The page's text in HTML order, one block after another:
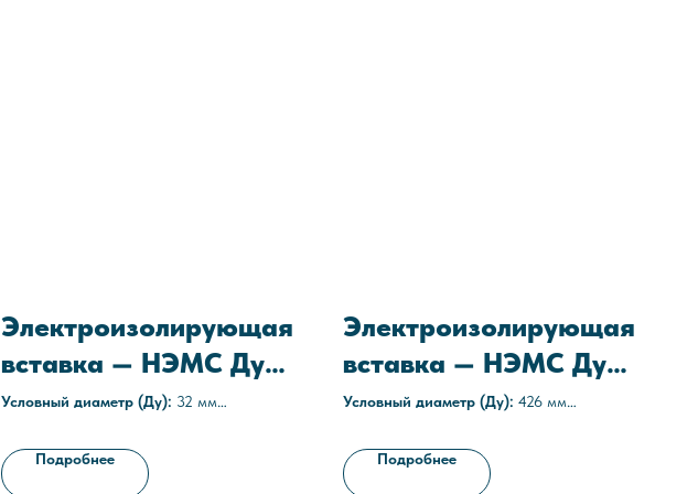
Электроизолирующая
вставка — НЭМС Ду
32
Условный диаметр (Ду): 32 мм
Рабочее давление:
Технические условия:
Подробнее
Электроизолирующая
вставка — НЭМС Ду
426
Условный диаметр (Ду): 426 мм
Рабочее давление:
Технические условия:
Подробнее